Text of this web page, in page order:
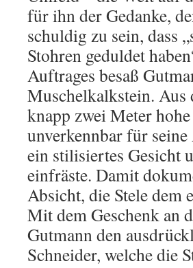
für ihn der Gedanke,
schuldig zu sein, dass
Stohren geduldet
Auftrages besaß
Muschelkalkstein. Aus
knapp zwei Meter
unverkennbar für
ein stilisiertes Gesicht
einfräste. Damit
Absicht, die Stele dem
Mit dem Geschenk an
Gutmann den
Schneider, welche die